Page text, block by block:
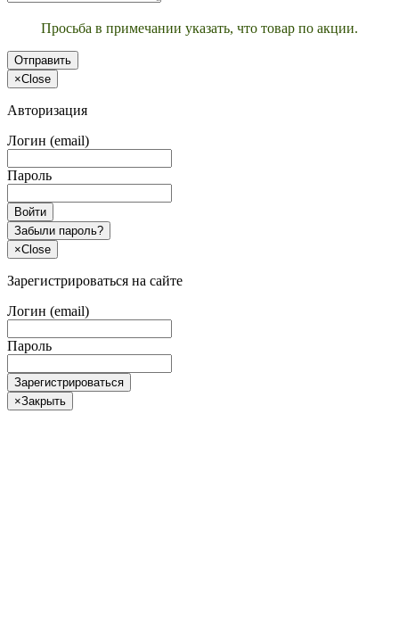
Просьба в примечании указать, что товар по акции.
Отправить
×Close
Авторизация
Логин (email)
Пароль
Войти
Забыли пароль?
×Close
Зарегистрироваться на сайте
Логин (email)
Пароль
Зарегистрироваться
×Закрыть